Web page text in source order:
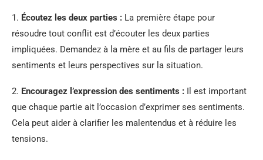
1. Écoutez les deux parties : La première étape pour
résoudre tout conflit est d’écouter les deux parties
impliquées. Demandez à la mère et au fils de partager leurs
sentiments et leurs perspectives sur la situation.
2. Encouragez l’expression des sentiments : Il est important
que chaque partie ait l’occasion d’exprimer ses sentiments.
Cela peut aider à clarifier les malentendus et à réduire les
tensions.